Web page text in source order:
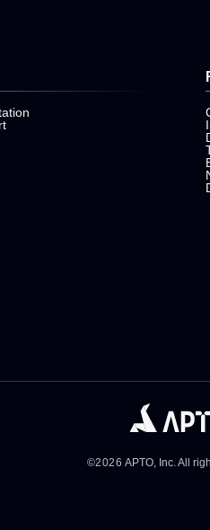
©2026 APTO, Inc. All